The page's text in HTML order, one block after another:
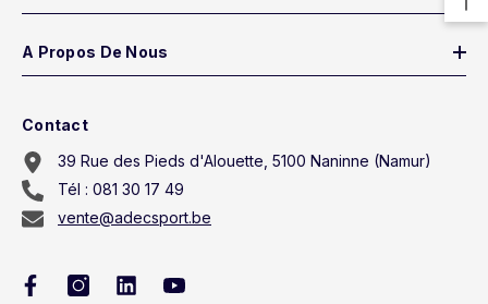
A Propos De Nous
Contact
39 Rue des Pieds d'Alouette, 5100 Naninne (Namur)
Tél : 081 30 17 49
vente@adecsport.be